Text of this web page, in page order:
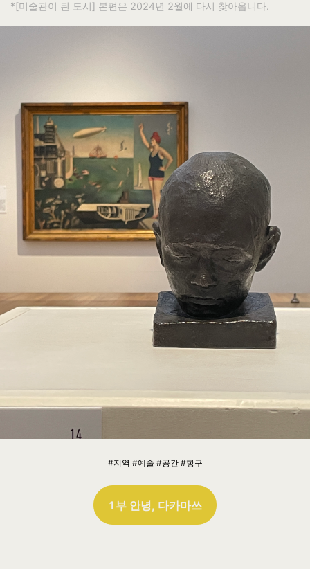
*[미술관이 된 도시] 본편은 2024년 2월에 다시 찾아옵니다.
#지역 #예술 #공간 #항구
1부 안녕, 다카마쓰